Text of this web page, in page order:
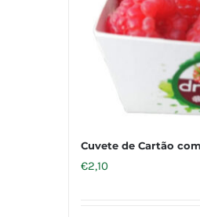
Cuvete de Cartão
€2,10